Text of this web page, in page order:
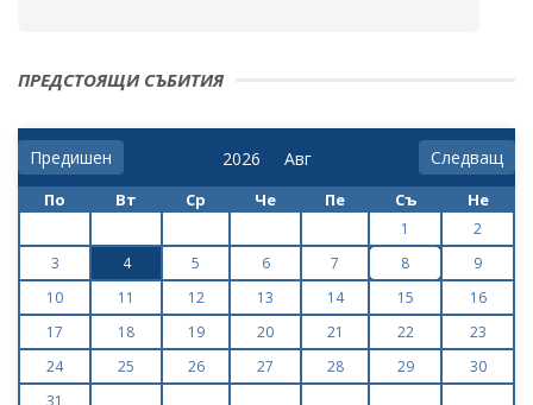
ПРЕДСТОЯЩИ СЪБИТИЯ
Предишен Следващ
По Вт Ср Че Пе Съ Не
1
2
3
4 5 6 7 8
9
10
11 12 13 14 15
16
17
18 19 20 21 22
23
24
25 26 27 28 29
30